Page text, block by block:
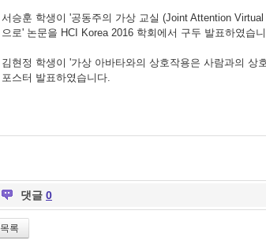
서승훈 학생이 '공동주의 가상 교실 (Joint Attention
으로' 논문을 HCI Korea 2016 학회에서 구두 발표하였습
김현정 학생이 '가상 아바타와의 상호작용은 사람과의 상
포스터 발표하였습니다.
댓글 0
목록